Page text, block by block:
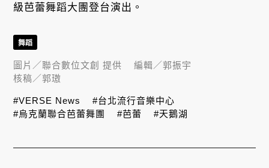
級芭蕾舞蹈大團登台演出。
舞蹈
圖片／聯合數位文創 提供 編輯／郭振宇
核稿／郭璈
#VERSE News
#台北流行音樂中心
#烏克蘭聯合芭蕾舞團
#芭蕾 #天鵝湖